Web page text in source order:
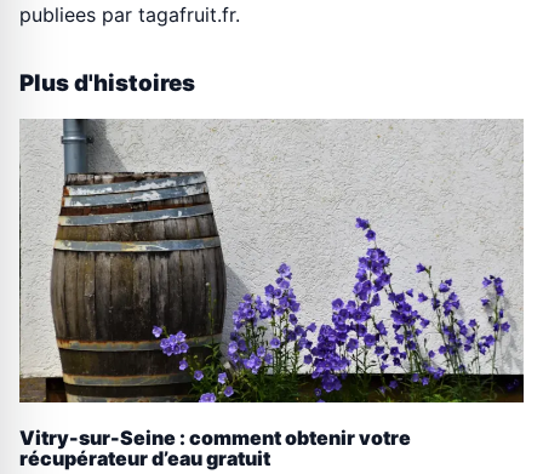
publiees par tagafruit.fr.
Plus d'histoires
Vitry-sur-Seine : comment obtenir votre
récupérateur d’eau gratuit